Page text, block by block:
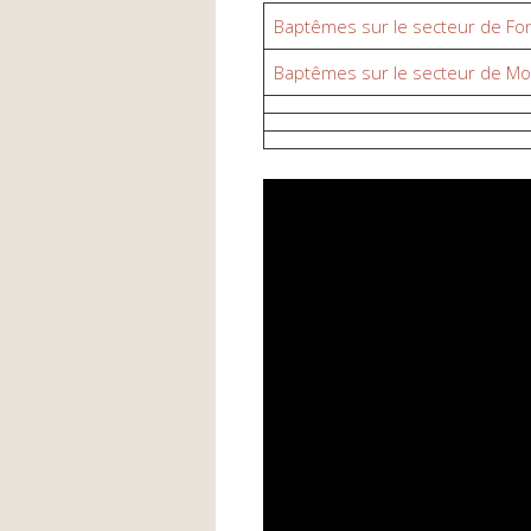
Baptêmes sur le secteur de
Baptêmes sur le secteur de